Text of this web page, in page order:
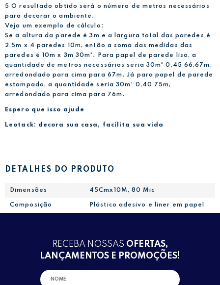
5 O resultado obtido será o número de metros necessários
para decorar o ambiente.
Veja um exemplo de cálculo:
Se a altura da parede é 3m e a largura total das paredes é
2,5m x 4 paredes 10m, então a soma das medidas das
paredes é 10m x 3m 30m². Para papel de parede liso, a
quantidade de metros necessários seria 30m² 0,45 66,67m,
arredondado para cima para 67m. Já para papel de parede
estampado, a quantidade seria 30m² 0,40 75m,
arredondado para cima para 76m.
Espero que isso ajude
Leotack: decora sua casa, facilita sua vida
DETALHES DO PRODUTO
Dimensões 45Cmx10M, 80 Mic
Composição Plástico adesivo e liner em papel
RECEBA NOSSAS OFERTAS,
LANÇAMENTOS E PROMOÇÕES!